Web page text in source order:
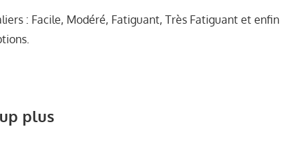
: Facile, Modéré, Fatiguant, Très Fatiguant et enfin
plus